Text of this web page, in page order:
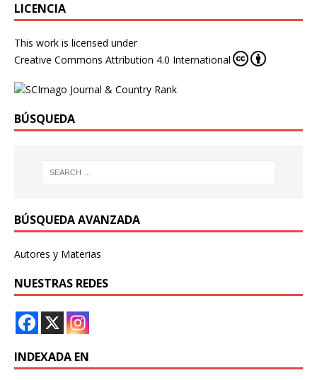
LICENCIA
This work is licensed under
Creative Commons Attribution 4.0 International
BÚSQUEDA
BÚSQUEDA AVANZADA
Autores y Materias
NUESTRAS REDES
INDEXADA EN